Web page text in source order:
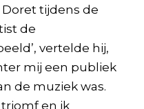
tijdens de
de
vertelde hij,
mij een publiek
de muziek was.
en ik